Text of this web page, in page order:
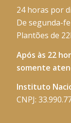
24 horas por
De segunda-
Plantões de
Após às 22
somente
Instituto
CNPJ: